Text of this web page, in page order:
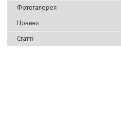
Фотогалерея
Новини
Статті